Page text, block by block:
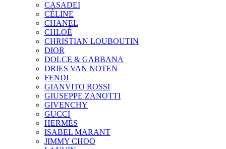
CASADEI
CÉLINE
CHANEL
CHLOÉ
CHRISTIAN LOUBOUTIN
DIOR
DOLCE & GABBANA
DRIES VAN NOTEN
FENDI
GIANVITO ROSSI
GIUSEPPE ZANOTTI
GIVENCHY
GUCCI
HERMÈS
ISABEL MARANT
JIMMY CHOO